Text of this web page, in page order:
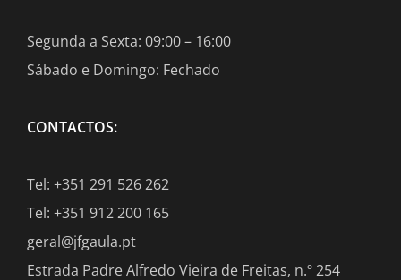
Segunda a Sexta: 09:00 – 16:00
Sábado e Domingo: Fechado
CONTACTOS:
Tel: +351 291 526 262
Tel: +351 912 200 165
geral@jfgaula.pt
Estrada Padre Alfredo Vieira de Freitas, n.º 254